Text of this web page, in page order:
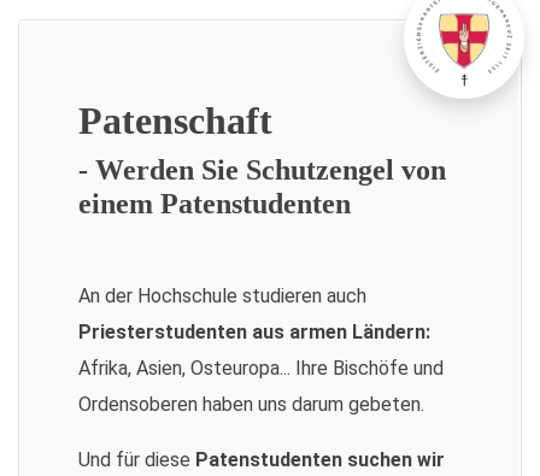
Patenschaft
- Werden Sie Schutzengel von
einem Patenstudenten
An der Hochschule studieren auch
Priesterstudenten aus armen Ländern:
Afrika, Asien, Osteuropa... Ihre Bischöfe und
Ordensoberen haben uns darum gebeten.
Und für diese Patenstudenten suchen wir